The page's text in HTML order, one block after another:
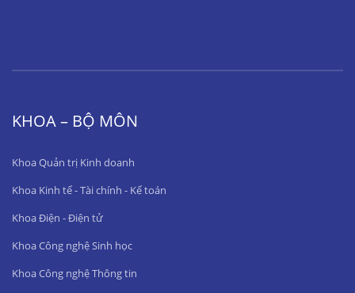
KHOA – BỘ MÔN
Khoa Quản trị Kinh doanh
Khoa Kinh tế - Tài chính - Kế toán
Khoa Điện - Điện tử
Khoa Công nghệ Sinh học
Khoa Công nghệ Thông tin